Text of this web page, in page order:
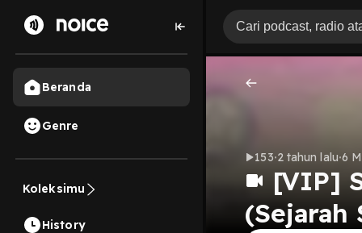
Beranda
Genre
Koleksimu
History
153 2 tahun lalu 6
[VIP]
(Sejarah